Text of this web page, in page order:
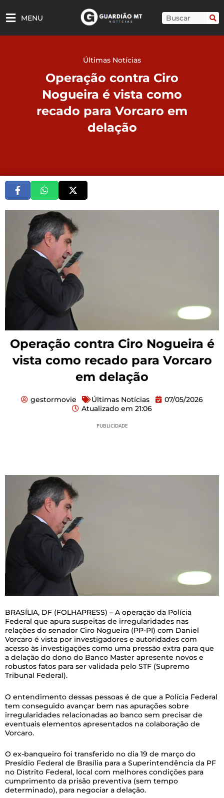
para
MENU Pesquisar
Últimas Notícias
Operação contra Ciro
Nogueira é vista como
recado para Vorcaro em
delação
Operação contra Ciro Nogueira é
vista como recado para Vorcaro
em delação
gestormovie Últimas Notícias
07/05/2026
Atualizado em 21:06
PUBLICIDADE
BRASÍLIA, DF (FOLHAPRESS) – A operação da Polícia
Federal que apura suspeitas de irregularidades nas
relações do senador Ciro Nogueira (PP-PI) com Daniel
Vorcaro é vista por investigadores e autoridades com
acesso às investigações como uma pressão extra para que
a delação do dono do Banco Master apresente novos e
robustos fatos para ser validada pelo STF (Supremo
Tribunal Federal).
O entendimento dessas pessoas é de que a Polícia Federal
tem conseguido avançar bem nas apurações sobre
irregularidades relacionadas ao banco sem precisar de
eventuais elementos apresentados na colaboração de
Vorcaro.
O ex-banqueiro foi transferido no dia 19 de março do
Presídio Federal de Brasília para a Superintendência da PF
no Distrito Federal, local com melhores condições para
cumprimento da prisão preventiva (sem tempo
determinado), para negociar a delação.